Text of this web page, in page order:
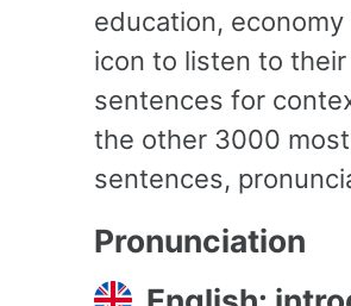
education,
icon to listen to
sentences for
the other 3000
sentences,
Pronunciation